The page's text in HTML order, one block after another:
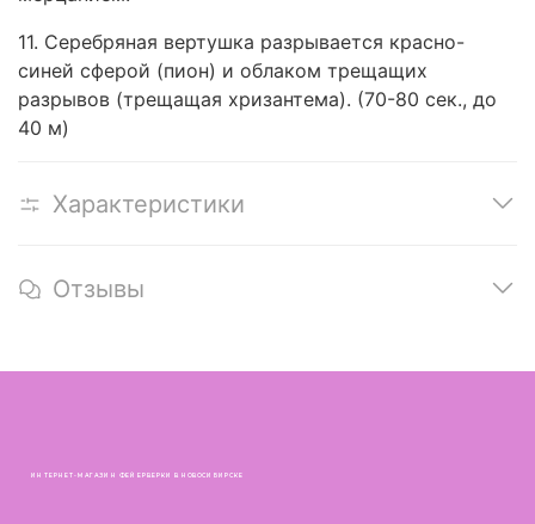
11. Серебряная вертушка разрывается красно-
синей сферой (пион) и облаком трещащих
разрывов (трещащая хризантема). (70-80 сек., до
40 м)
Характеристики
Отзывы
ИНТЕРНЕТ-МАГАЗИН ФЕЙЕРВЕРКИ В НОВОСИБИРСКЕ